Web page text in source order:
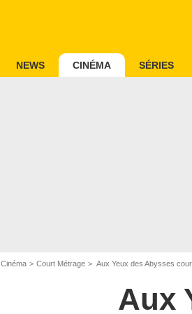
NEWS CINÉMA SÉRIES
Cinéma Court Métrage Aux Yeux des Abysses
Aux